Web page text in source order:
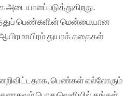
பெண்களின் மென்மையான
துயரக் கதைகள்
பெண்கள் எல்லோரும்